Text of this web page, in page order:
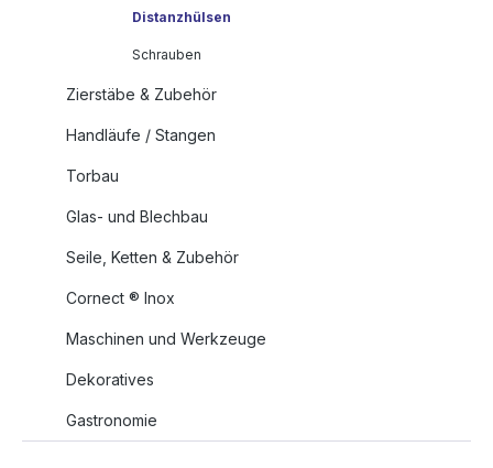
Distanzhülsen
Schrauben
Zierstäbe & Zubehör
Handläufe / Stangen
Torbau
Glas- und Blechbau
Seile, Ketten & Zubehör
Cornect ® Inox
Maschinen und Werkzeuge
Dekoratives
Gastronomie